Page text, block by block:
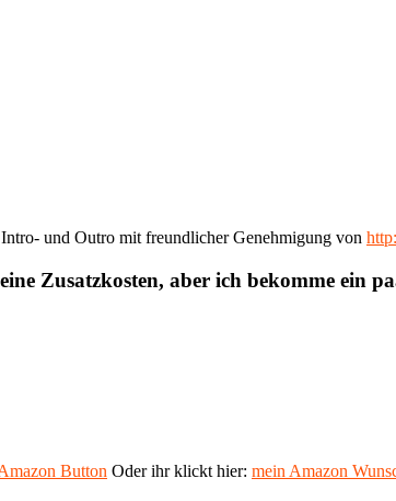
Intro- und Outro mit freundlicher Genehmigung von
Zusatzkosten, aber ich bekomme ein
Button Oder ihr klickt hier: mein Amazon